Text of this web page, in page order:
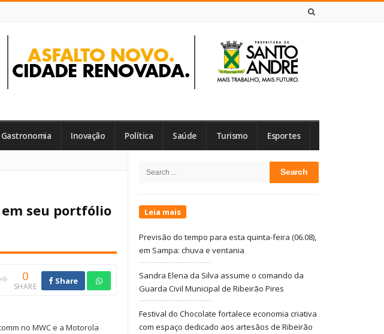
Gastronomia Inovação Política Saúde Turismo Esportes
seu portfólio
0
SHARE
Share
no MWC e a Motorola
Sidebar
Search
Leia mais
Previsão do tempo para esta quinta-feira (06.08),
em Sampa: chuva e ventania
Sandra Elena da Silva assume o comando da
Guarda Civil Municipal de Ribeirão Pires
Festival do Chocolate fortalece economia criativa
com espaço dedicado aos artesãos de Ribeirão